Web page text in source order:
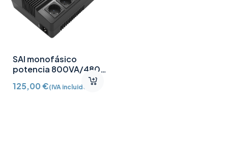
SAI monofásico
potencia 800VA/480W
125,00€(IVA incluido)